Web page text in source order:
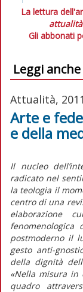
La lettura
Gli abbonati
Leggi anche
Attualità,
Arte e
e della
Il nucleo
radicato nel
la teologia il
centro di una
elaborazione
postmoderno il
gesto anti-
della dignità
«Nella misura in
quadro